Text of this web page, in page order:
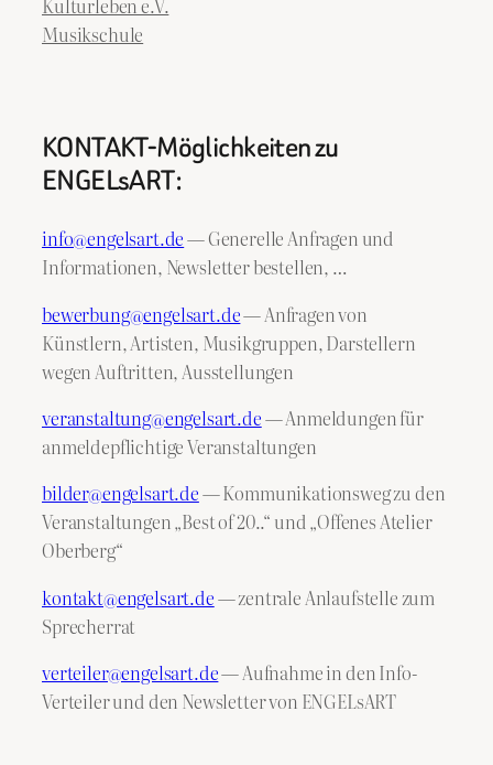
Kulturleben e.V.
Musikschule
KONTAKT-Möglichkeiten zu
ENGELsART:
info@engelsart.de— Generelle Anfragen und
Informationen, Newsletter bestellen, …
bewerbung@engelsart.de— Anfragen von
Künstlern, Artisten, Musikgruppen, Darstellern
wegen Auftritten, Ausstellungen
veranstaltung@engelsart.de— Anmeldungen für
anmeldepflichtige Veranstaltungen
bilder@engelsart.de— Kommunikationsweg zu den
Veranstaltungen „Best of 20..“ und „Offenes Atelier
Oberberg“
kontakt@engelsart.de— zentrale Anlaufstelle zum
Sprecherrat
verteiler@engelsart.de— Aufnahme in den Info-
Verteiler und den Newsletter von ENGELsART